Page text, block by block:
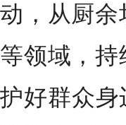
动，从厨
等领域，
护好群众身